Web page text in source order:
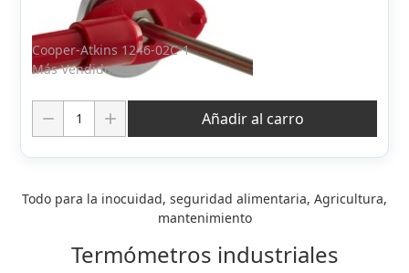
Cooper-Atkins 1246-02C-1
Más Vendidos
Añadir al carro
Todo para la inocuidad, seguridad alimentaria, Agricultura,
mantenimiento
Termómetros industriales